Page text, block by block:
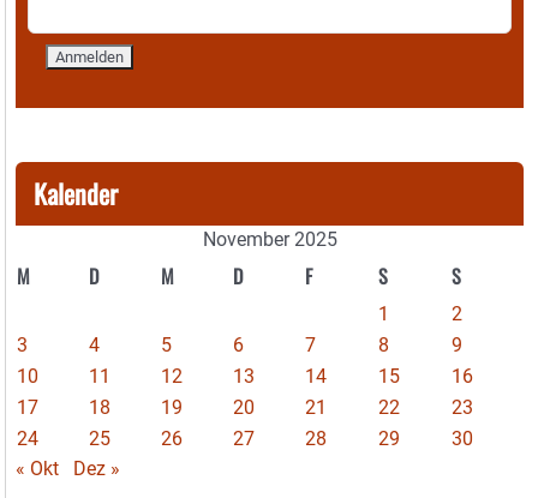
Kalender
November 2025
M D M D F S S
1
2
3
4 5 6 7 8
9
10
11 12 13 14 15
16
17
18 19 20 21 22
23
24
25 26 27 28 29
30
« Okt
Dez »